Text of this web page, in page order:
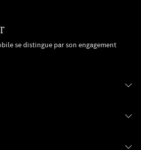
se distingue par son engagement